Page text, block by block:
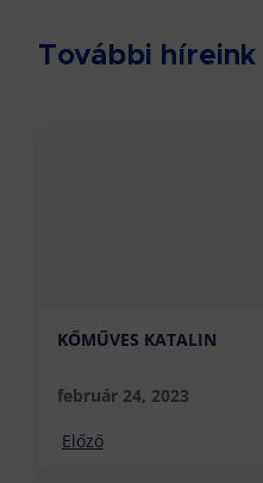
További híreink
KŐMŰVES KATALIN
február 24, 2023
Előző